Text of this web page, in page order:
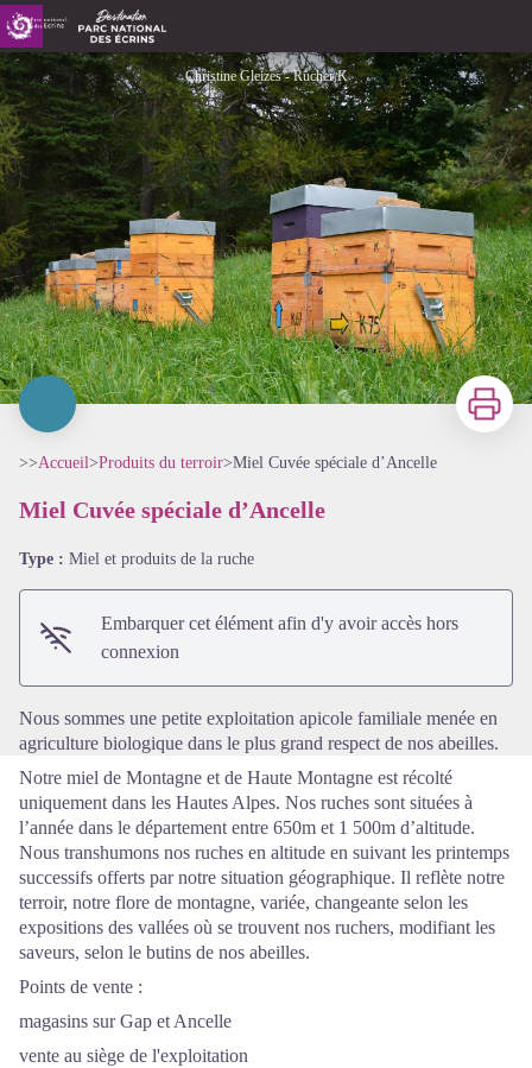
Miel Cuvée spéciale d’Ancelle
Christine Gleizes - Rucher K
Voir l'image en plein écran
Imprimer
>>Accueil>Produits du terroir>Miel Cuvée spéciale d’Ancelle
Miel Cuvée spéciale d’Ancelle
Type : Miel et produits de la ruche
Embarquer cet élément afin d'y avoir accès hors
connexion
Nous sommes une petite exploitation apicole familiale menée en
agriculture biologique dans le plus grand respect de nos abeilles.
Notre miel de Montagne et de Haute Montagne est récolté
uniquement dans les Hautes Alpes. Nos ruches sont situées à
l’année dans le département entre 650m et 1 500m d’altitude.
Nous transhumons nos ruches en altitude en suivant les printemps
successifs offerts par notre situation géographique. Il reflète notre
terroir, notre flore de montagne, variée, changeante selon les
expositions des vallées où se trouvent nos ruchers, modifiant les
saveurs, selon le butins de nos abeilles.
Points de vente :
magasins sur Gap et Ancelle
vente au siège de l'exploitation